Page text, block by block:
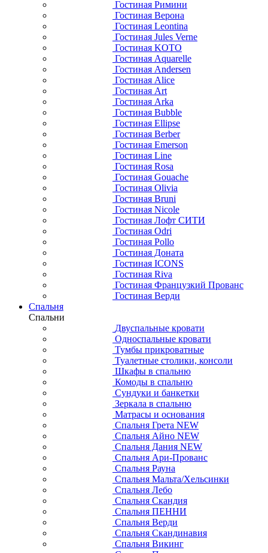
Гостиная Римини
Гостиная Верона
Гостиная Leontina
Гостиная Jules Verne
Гостиная KOTO
Гостиная Aquarelle
Гостиная Andersen
Гостиная Alice
Гостиная Art
Гостиная Arka
Гостиная Bubble
Гостиная Ellipse
Гостиная Berber
Гостиная Emerson
Гостиная Line
Гостиная Rosa
Гостиная Gouache
Гостиная Olivia
Гостиная Bruni
Гостиная Nicole
Гостиная Лофт СИТИ
Гостиная Odri
Гостиная Pollo
Гостиная Доната
Гостиная ICONS
Гостиная Riva
Гостиная Французкий Прованс
Гостиная Верди
Спальня
Спальни
Двуспальные кровати
Односпальные кровати
Тумбы прикроватные
Туалетные столики, консоли
Шкафы в спальню
Комоды в спальню
Сундуки и банкетки
Зеркала в спальню
Матрасы и основания
Спальня Грета NEW
Спальня Айно NEW
Спальня Дания NEW
Спальня Ари-Прованс
Спальня Рауна
Спальня Мальта/Хельсинки
Спальня Лебо
Спальня Скандия
Спальня ПЕННИ
Спальня Верди
Спальня Скандинавия
Спальня Викинг